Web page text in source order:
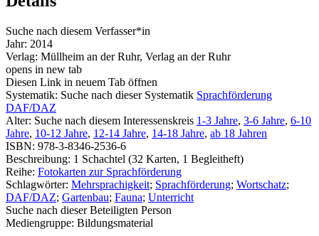
Suche nach diesem Verfasser*in
Jahr: 2014
Verlag: Müllheim an der Ruhr, Verlag an der Ruhr
opens in new tab
Diesen Link in neuem Tab öffnen
Systematik: Suche nach dieser Systematik Sprachförderung
DAF/DAZ
Alter: Suche nach diesem Interessenskreis 1-3 Jahre, 3-6 Jahre, 6-10
Jahre, 10-12 Jahre, 12-14 Jahre, 14-18 Jahre, ab 18 Jahren
ISBN: 978-3-8346-2536-6
Beschreibung: 1 Schachtel (32 Karten, 1 Begleitheft)
Reihe: Fotokarten zur Sprachförderung
Schlagwörter: Mehrsprachigkeit; Sprachförderung; Wortschatz;
DAF/DAZ; Gartenbau; Fauna; Unterricht
Suche nach dieser Beteiligten Person
Mediengruppe: Bildungsmaterial